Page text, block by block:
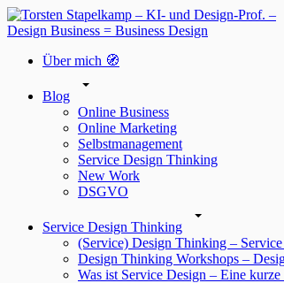
Über mich 🧭
Blog
Online Business
Online Marketing
Selbstmanagement
Service Design Thinking
New Work
DSGVO
Service Design Thinking
(Service) Design Thinking –
Design Thinking Workshops –
Was ist Service Design – Eine